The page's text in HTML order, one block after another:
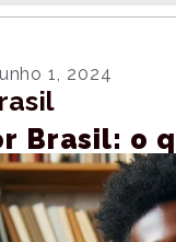
1, 2024
Brasil: o